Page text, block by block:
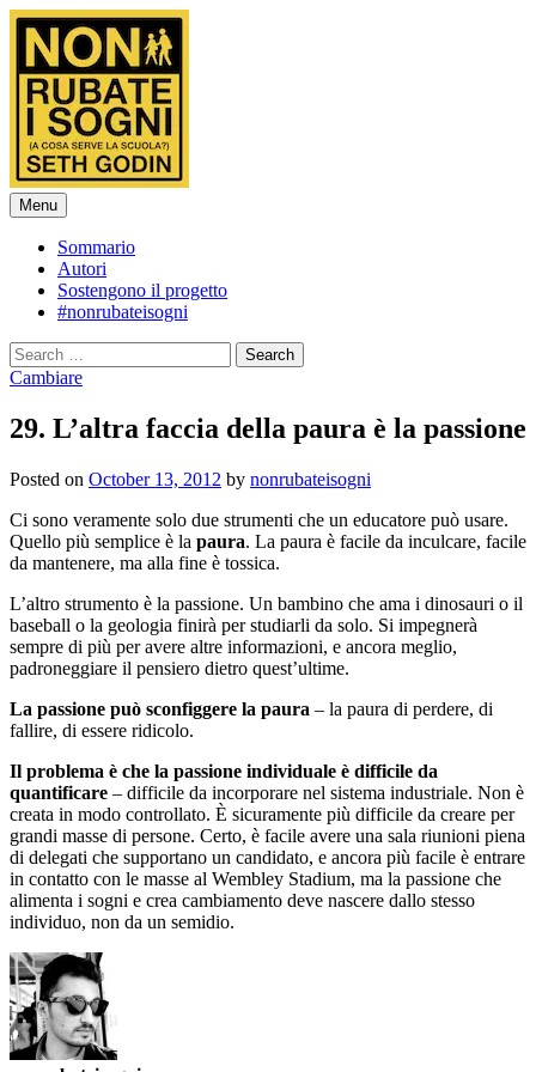
Skip
content
Menu
Sommario
Autori
Sostengono il progetto
#nonrubateisogni
Search
for:
Cambiare
29. L’altra faccia della paura è la passione
Posted on October 13, 2012 by nonrubateisogni
Ci sono veramente solo due strumenti che un educatore può usare.
Quello più semplice è la paura. La paura è facile da inculcare, facile
da mantenere, ma alla fine è tossica.
L’altro strumento è la passione. Un bambino che ama i dinosauri o il
baseball o la geologia finirà per studiarli da solo. Si impegnerà
sempre di più per avere altre informazioni, e ancora meglio,
padroneggiare il pensiero dietro quest’ultime.
La passione può sconfiggere la paura – la paura di perdere, di
fallire, di essere ridicolo.
Il problema è che la passione individuale è difficile da
quantificare – difficile da incorporare nel sistema industriale. Non è
creata in modo controllato. È sicuramente più difficile da creare per
grandi masse di persone. Certo, è facile avere una sala riunioni piena
di delegati che supportano un candidato, e ancora più facile è entrare
in contatto con le masse al Wembley Stadium, ma la passione che
alimenta i sogni e crea cambiamento deve nascere dallo stesso
individuo, non da un semidio.